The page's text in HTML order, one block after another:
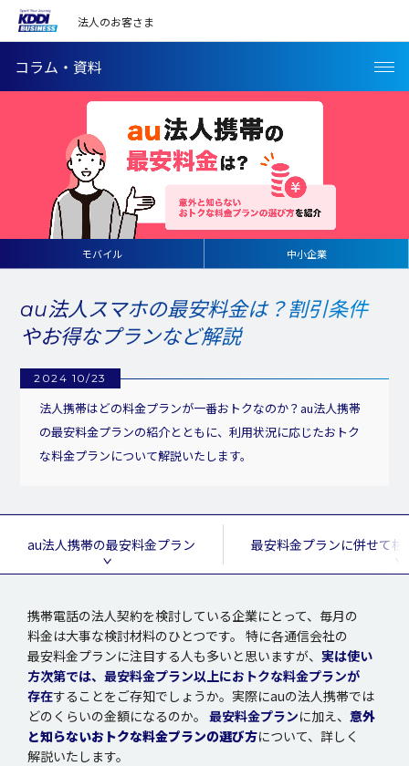
法人のお客さま
コラム・資料
モバイル 中小企業
au法人スマホの最安料金は？割引条件
やお得なプランなど解説
2024 10/23
法人携帯はどの料金プランが一番おトクなのか？au法人携帯
の最安料金プランの紹介とともに、利用状況に応じたおトク
な料金プランについて解説いたします。
au法人携帯の最安料金プラン 最安料金プランに併せて
携帯電話の法人契約を検討している企業にとって、 毎月の
料金は大事な検討材料のひとつです。 特に各通信会社の
最安料金プランに注目する人も多いと思いますが、 実は使い
方次第では、 最安料金プラン以上にお トクな料金プランが
存在することをご存知でしょうか。 実際にauの法人携帯では
どのくらいの金額になるのか。 最安料金プランに加え、 意外
と知らないお トクな料金プランの選び方について、詳しく
解説いたします。